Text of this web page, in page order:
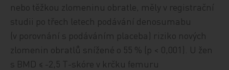
nebo těžkou zlomeninu obratle, měly v registrační
studii po třech letech podávání denosumabu
(v porovnání s podáváním placeba) riziko nových
zlomenin obratlů snížené o 55 % (p < 0,001). U žen
s BMD ≤ -2,5 T-skóre v krčku femuru